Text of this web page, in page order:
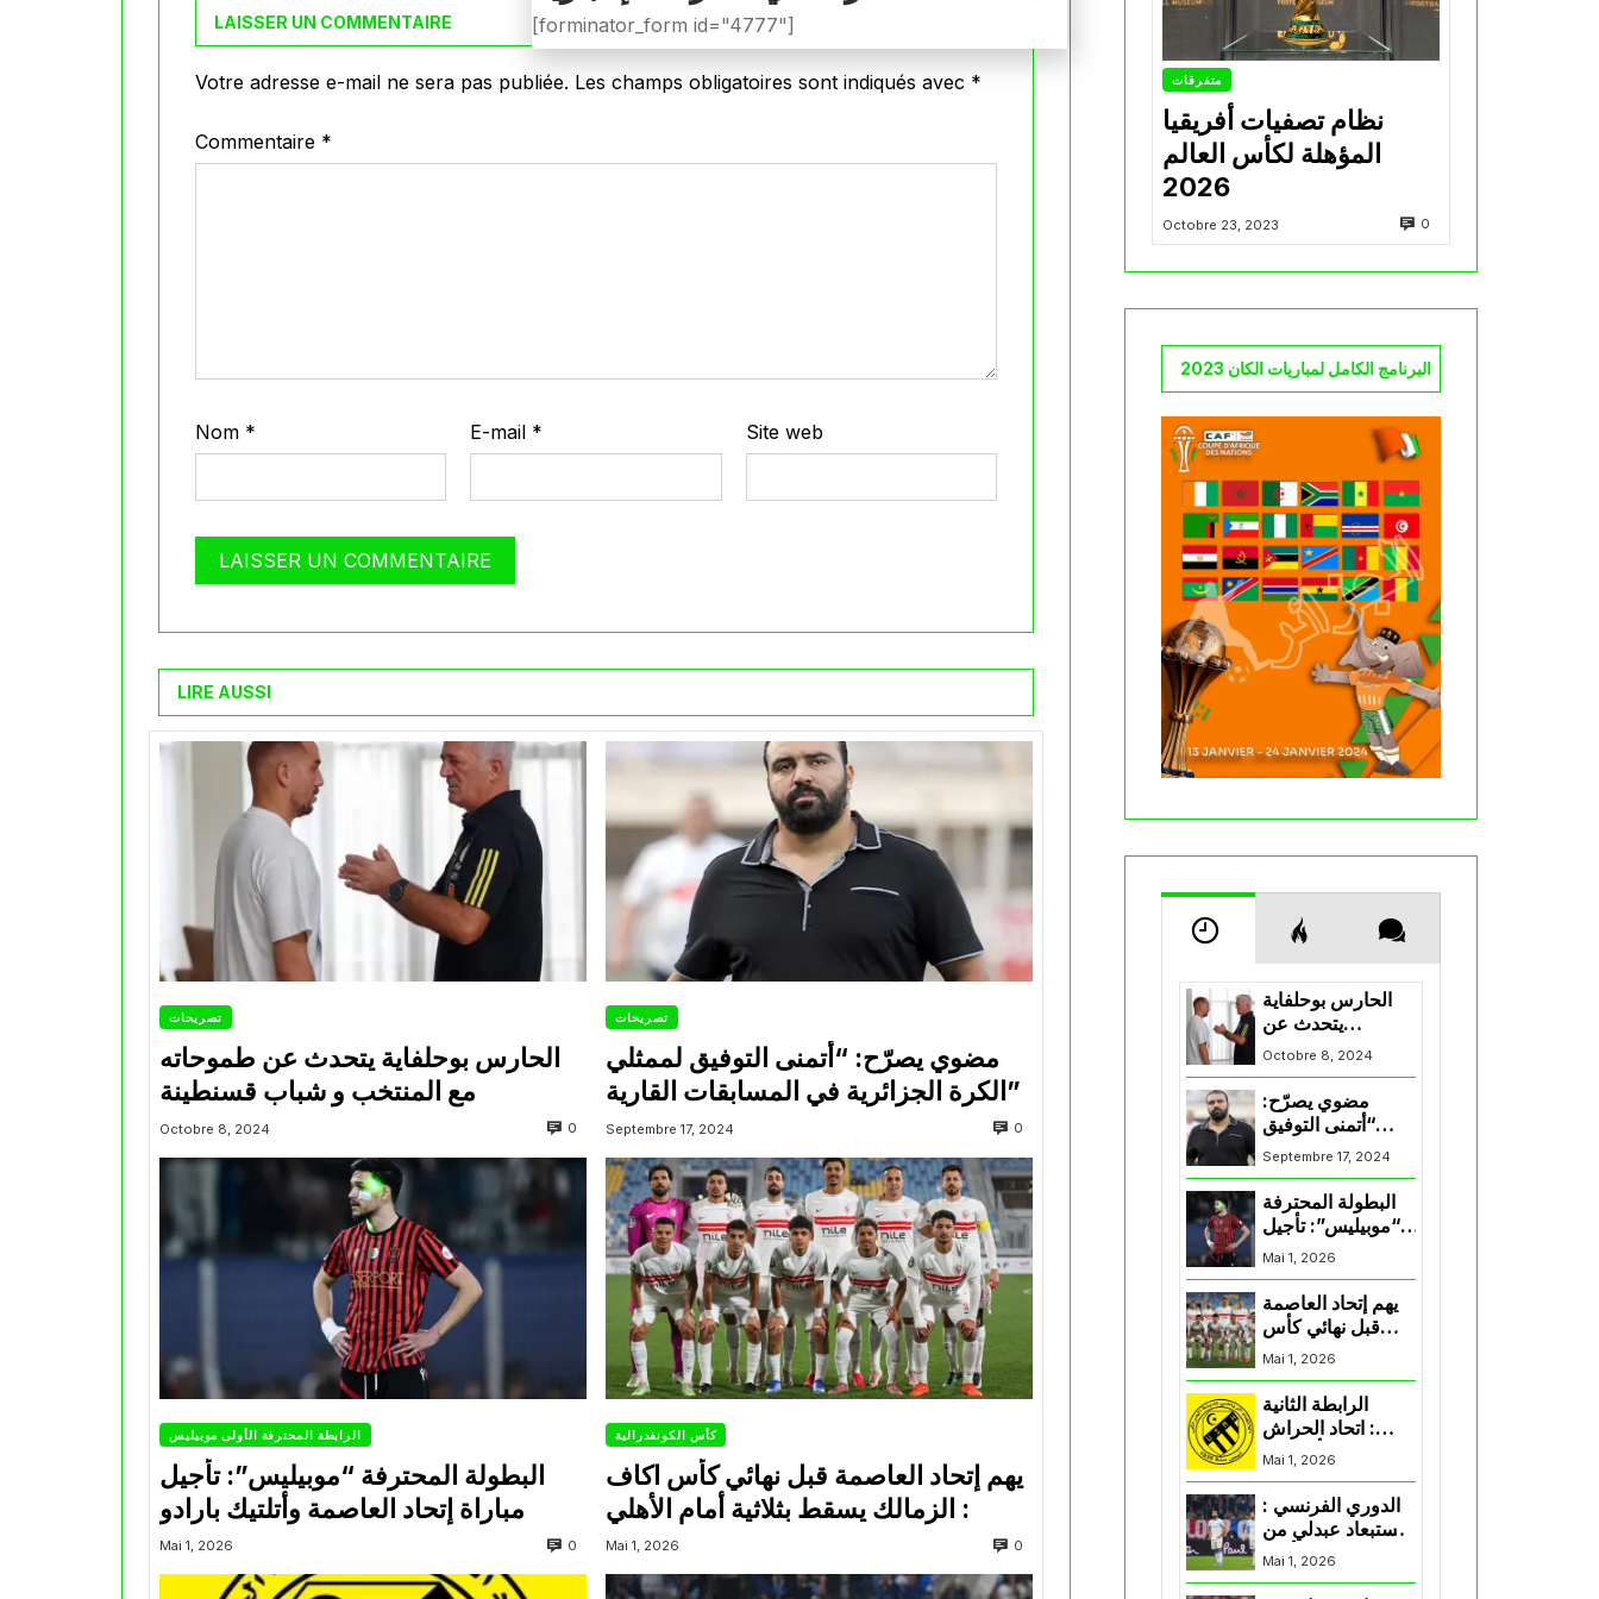
LAISSER UN COMMENTAIRE
Votre adresse e-mail ne sera pas publiée. Les champs obligatoires sont indiqués avec *
Commentaire *
Nom * E-mail * Site web
LIRE AUSSI
تصريحات
الحارس بوحلفاية يتحدث عن طموحاته
مع المنتخب و شباب قسنطينة
Octobre 8, 2024 0
تصريحات
مضوي يصرّح: “أتمنى التوفيق لممثلي
الكرة الجزائرية في المسابقات القارية”
Septembre 17, 2024 0
الرابطة المحترفة الأولى موبيليس
البطولة المحترفة “موبيليس”: تأجيل
مباراة إتحاد العاصمة وأتلتيك بارادو
Mai 1, 2026 0
كأس الكونفدرالية
يهم إتحاد العاصمة قبل نهائي كأس اكاف
Mai 1, 2026 0
متفرقات
نظام تصفيات أفريقيا
المؤهلة لكأس العالم
2026
Octobre 23, 2023 0
البرنامج الكامل لمباريات الكان 2023
الحارس بوحلفاية
يتحدث عن
طموحاته مع
المنتخب و شباب
قسنطينة
Octobre 8, 2024
مضوي يصرّح:
“أتمنى التوفيق
لممثلي الكرة
الجزائرية في
Septembre 17, 2024
البطولة المحترفة
“موبيليس”: تأجيل
مباراة إتحاد
العاصمة وأتلتيك
بارادو
Mai 1, 2026
يهم إتحاد العاصمة
قبل نهائي كأس
اكاف : الزمالك
يسقط بثلاثية أمام
Mai 1, 2026
الرابطة الثانية
: اتحاد الحراش
يحسم التأهل إلى
“البلاي أوف”
Mai 1, 2026
الدوري الفرنسي :
استبعاد عبدلي من
قائمة مرسيليا أمام
Mai 1, 2026
[forminator_form id="4777"]